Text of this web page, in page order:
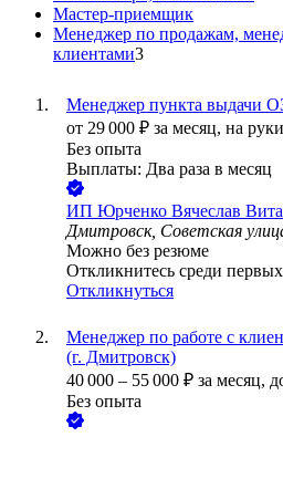
Мастер-приемщик
Менеджер по продажам,
клиентами3
Менеджер пункта выдачи
от 29 000 ₽ за месяц, на руки
Без опыта
Выплаты: Два раза в месяц
ИП Юрченко Вячеслав
Дмитровск, Советская
Можно без резюме
Откликнитесь среди первых
Откликнуться
Менеджер по работе с
(г. Дмитровск)
40 000 – 55 000 ₽ за месяц,
Без опыта